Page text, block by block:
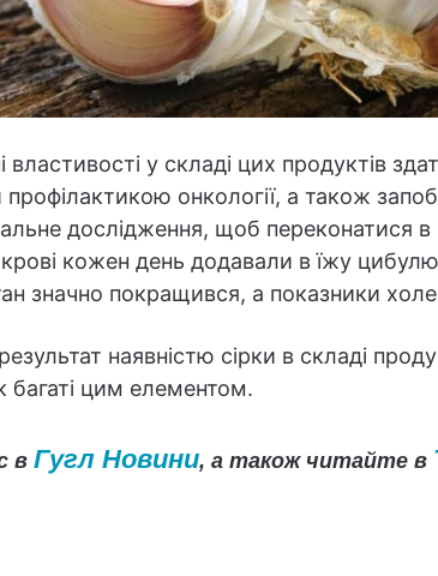
у складі цих продуктів
онкології, а також
дослідження, щоб переконатися
кожен день додавали в їжу цибулю
значно покращився, а показники
наявністю сірки в складі
багаті цим елементом.
в Гугл Новини, а також читайте в